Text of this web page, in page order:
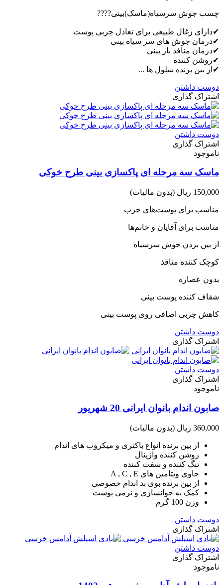
چسب جوش سرسیاه(ماسک)بینی????
✔دارای زغال طبیعی برای تعادل چربی پوست
✔درمان جوش های سر سیاه بینی
✔درمان منافذ باز بینی
✔روشن کننده
✔از بین برنده سلول ها ...
دوست داشتن
اشتراک گذاری
دوست داشتن
اشتراک گذاری
ناموجود
ماسک سه مرحله ای پاکسازی بینی طرح خوکی
150,000 ریال (بدون مالیات)
مناسب برای پوست‌های چرب
مناسب برای آقایان و خانم‌ها
از بین بردن جوش سرسیاه
کوچک کننده منافذ
بدون عصاره
شفاف کننده پوست بینی
کاهش چربی اضافی روی پوست بینی
دوست داشتن
اشتراک گذاری
دوست داشتن
اشتراک گذاری
ناموجود
صابون اندام بانوان ایرانی 20 شهریور
360,000 ریال (بدون مالیات)
از بین برنده انواع باکتری و میکروب های اندام
روشن کننده واژینال
تنگ کننده و سفت کننده
حاوی ویتامین های A , C , E
از بین برنده بوی بد اندام خصوصی
کمک به جوانسازی و نرمی پوست
وزن 100 گرم
دوست داشتن
اشتراک گذاری
دوست داشتن
اشتراک گذاری
ناموجود